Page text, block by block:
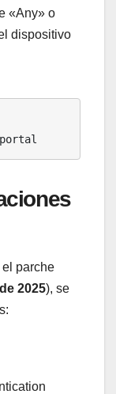
«Any» o
dispositivo
parche
2025), se